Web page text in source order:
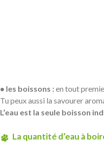
• les boissons :en tout
Tu peux aussi la savourer
L’eau est la seule boisson
La quantité d’eau à